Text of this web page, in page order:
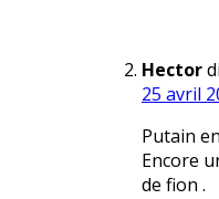
Hector
25 avril
Putain
Encore
de fion .